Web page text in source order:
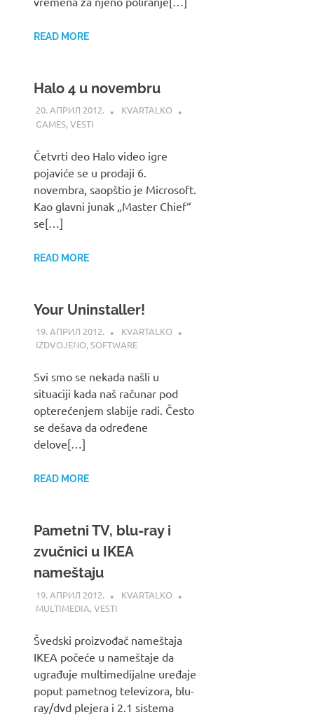
READ MORE
Halo 4 u novembru
20. АПРИЛ 2012.
KVARTALKO
GAMES,VESTI
Četvrti deo Halo video igre
pojaviće se u prodaji 6.
novembra, saopštio je Microsoft.
Kao glavni junak „Master Chief“
se[…]
READ MORE
Your Uninstaller!
19. АПРИЛ 2012.
KVARTALKO
IZDVOJENO,SOFTWARE
Svi smo se nekada našli u
situaciji kada naš računar pod
opterećenjem slabije radi. Često
se dešava da određene
delove[…]
READ MORE
Pametni TV, blu-ray i
zvučnici u IKEA
nameštaju
19. АПРИЛ 2012.
KVARTALKO
MULTIMEDIA,VESTI
Švedski proizvođač nameštaja
IKEA počeće u nameštaje da
ugrađuje multimedijalne uređaje
poput pametnog televizora, blu-
ray/dvd plejera i 2.1 sistema